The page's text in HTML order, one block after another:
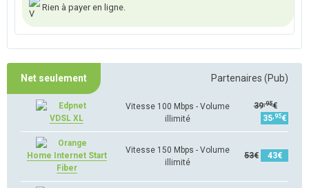
Rien à payer en ligne.
Net seulement Partenaires (Pub)
VDSL XL
Vitesse 100 Mbps - Volume
illimité
39,95€
35 ,95€
Home Internet Start
Fiber
Vitesse 150 Mbps - Volume
illimité
53€ 43€